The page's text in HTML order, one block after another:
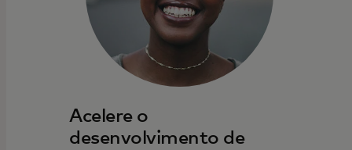
Acelere o
desenvolvimento de